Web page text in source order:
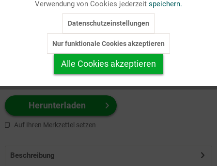
zuerst Ihr Produktformat aus.
z.B. Farbe-Grafik, Schwarz-Weiß-Grafik, mit/ohne Text ...
Herunterladen
Auf Ihren Merkzettel setzen
Beschreibung
Personalisierung Inaktiv
Service
Verwendung von Cookies jederzeit speichern.
Datenschutzeinstellungen
Nur funktionale Cookies akzeptieren
Alle Cookies akzeptieren